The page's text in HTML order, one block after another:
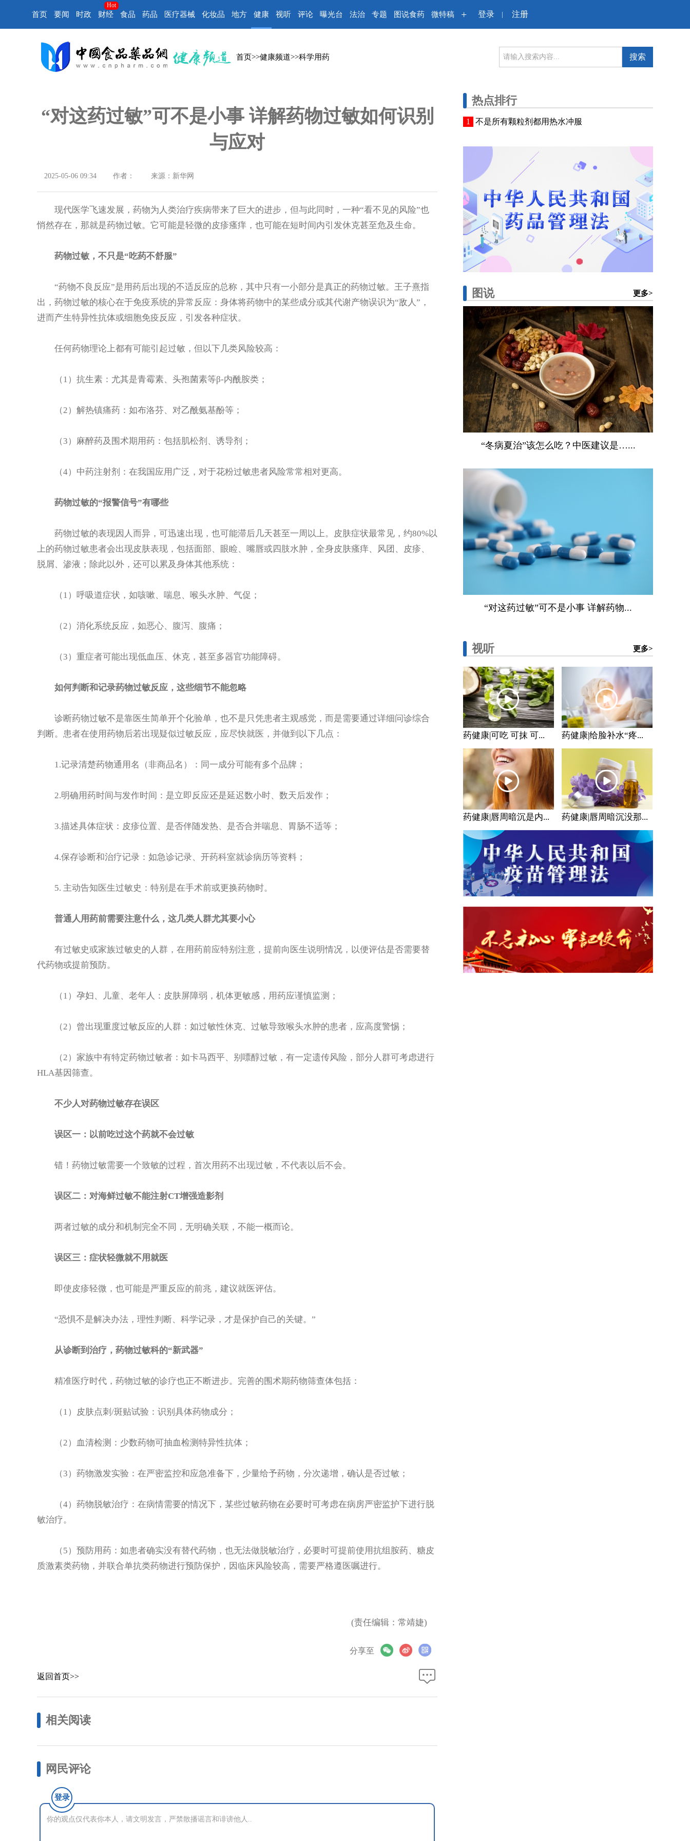
首页 要闻 时政 财经
Hot
食品 药品 医疗器械 化妆品 地方 健康 视听 评论 曝光台 法治 专题 图说食药 微特稿 + 登录 | 注册
首页>>健康频道>>科学用药 搜索
“对这药过敏”可不是小事 详解药物过敏如何识别
与应对
2025-05-06 09:34 作者： 来源：新华网
现代医学飞速发展，药物为人类治疗疾病带来了巨大的进步，但与此同时，一种“看不见的风险”也
悄然存在，那就是药物过敏。它可能是轻微的皮疹瘙痒，也可能在短时间内引发休克甚至危及生命。
药物过敏，不只是“吃药不舒服”
“药物不良反应”是用药后出现的不适反应的总称，其中只有一小部分是真正的药物过敏。王子熹指
出，药物过敏的核心在于免疫系统的异常反应：身体将药物中的某些成分或其代谢产物误识为“敌人”，
进而产生特异性抗体或细胞免疫反应，引发各种症状。
任何药物理论上都有可能引起过敏，但以下几类风险较高：
（1）抗生素：尤其是青霉素、头孢菌素等β-内酰胺类；
（2）解热镇痛药：如布洛芬、对乙酰氨基酚等；
（3）麻醉药及围术期用药：包括肌松剂、诱导剂；
（4）中药注射剂：在我国应用广泛，对于花粉过敏患者风险常常相对更高。
药物过敏的“报警信号”有哪些
药物过敏的表现因人而异，可迅速出现，也可能滞后几天甚至一周以上。皮肤症状最常见，约80%以
上的药物过敏患者会出现皮肤表现，包括面部、眼睑、嘴唇或四肢水肿，全身皮肤瘙痒、风团、皮疹、
脱屑、渗液；除此以外，还可以累及身体其他系统：
（1）呼吸道症状，如咳嗽、喘息、喉头水肿、气促；
（2）消化系统反应，如恶心、腹泻、腹痛；
（3）重症者可能出现低血压、休克，甚至多器官功能障碍。
如何判断和记录药物过敏反应，这些细节不能忽略
诊断药物过敏不是靠医生简单开个化验单，也不是只凭患者主观感觉，而是需要通过详细问诊综合
判断。患者在使用药物后若出现疑似过敏反应，应尽快就医，并做到以下几点：
1.记录清楚药物通用名（非商品名）：同一成分可能有多个品牌；
2.明确用药时间与发作时间：是立即反应还是延迟数小时、数天后发作；
3.描述具体症状：皮疹位置、是否伴随发热、是否合并喘息、胃肠不适等；
4.保存诊断和治疗记录：如急诊记录、开药科室就诊病历等资料；
5. 主动告知医生过敏史：特别是在手术前或更换药物时。
普通人用药前需要注意什么，这几类人群尤其要小心
有过敏史或家族过敏史的人群，在用药前应特别注意，提前向医生说明情况，以便评估是否需要替
代药物或提前预防。
（1）孕妇、儿童、老年人：皮肤屏障弱，机体更敏感，用药应谨慎监测；
（2）曾出现重度过敏反应的人群：如过敏性休克、过敏导致喉头水肿的患者，应高度警惕；
（2）家族中有特定药物过敏者：如卡马西平、别嘌醇过敏，有一定遗传风险，部分人群可考虑进行
HLA基因筛查。
不少人对药物过敏存在误区
误区一：以前吃过这个药就不会过敏
错！药物过敏需要一个致敏的过程，首次用药不出现过敏，不代表以后不会。
误区二：对海鲜过敏不能注射CT增强造影剂
两者过敏的成分和机制完全不同，无明确关联，不能一概而论。
误区三：症状轻微就不用就医
即使皮疹轻微，也可能是严重反应的前兆，建议就医评估。
“恐惧不是解决办法，理性判断、科学记录，才是保护自己的关键。”
从诊断到治疗，药物过敏科的“新武器”
精准医疗时代，药物过敏的诊疗也正不断进步。完善的围术期药物筛查体包括：
（1）皮肤点刺/斑贴试验：识别具体药物成分；
（2）血清检测：少数药物可抽血检测特异性抗体；
（3）药物激发实验：在严密监控和应急准备下，少量给予药物，分次递增，确认是否过敏；
（4）药物脱敏治疗：在病情需要的情况下，某些过敏药物在必要时可考虑在病房严密监护下进行脱
敏治疗。
（5）预防用药：如患者确实没有替代药物，也无法做脱敏治疗，必要时可提前使用抗组胺药、糖皮
质激素类药物，并联合单抗类药物进行预防保护，因临床风险较高，需要严格遵医嘱进行。
(责任编辑：常靖婕)
分享至
返回首页>>
相关阅读
网民评论
登录
热点排行
不是所有颗粒剂都用热水冲服
图说 更多>
“冬病夏治”该怎么吃？中医建议是…...
“对这药过敏”可不是小事 详解药物...
视听 更多>
药健康|可吃 可抹 可... 药健康|给脸补水“疼...
药健康|唇周暗沉是内... 药健康|唇周暗沉没那...